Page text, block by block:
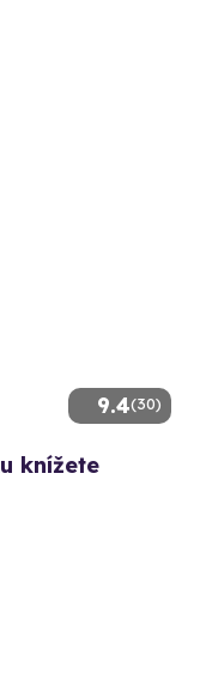
9.4(30)
knížete